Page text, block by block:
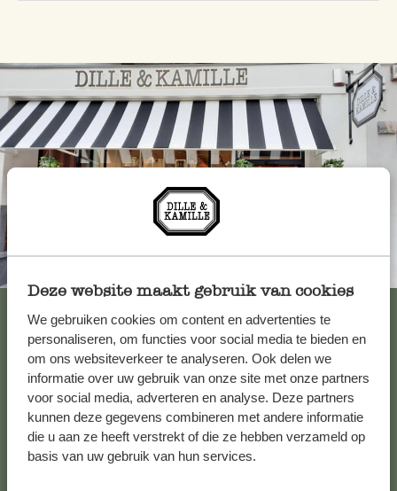
Deze website maakt gebruik van cookies
We gebruiken cookies om content en advertenties te
personaliseren, om functies voor social media te bieden en
om ons websiteverkeer te analyseren. Ook delen we
informatie over uw gebruik van onze site met onze partners
voor social media, adverteren en analyse. Deze partners
kunnen deze gegevens combineren met andere informatie
die u aan ze heeft verstrekt of die ze hebben verzameld op
basis van uw gebruik van hun services.
Service clientèle
Pour toute question ou demande de conseil ou d’aide,
veuillez contacter notre service clientèle. Ou retrouvez ici